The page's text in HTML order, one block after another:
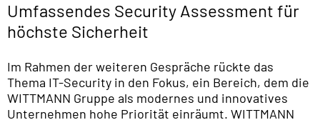
Umfassendes Security Assessment für
höchste Sicherheit
Im Rahmen der weiteren Gespräche rückte das
Thema IT-Security in den Fokus, ein Bereich, dem die
WITTMANN Gruppe als modernes und innovatives
Unternehmen hohe Priorität einräumt. WITTMANN